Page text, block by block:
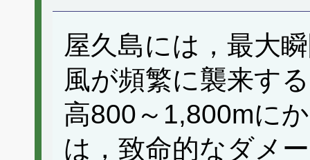
屋久島には，最大
風が頻繁に襲来す
高800～1,800mに
は，致命的なダメ